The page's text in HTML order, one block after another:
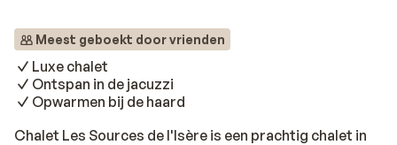
Meest geboekt door vrienden
Luxe chalet
Ontspan in de jacuzzi
Opwarmen bij de haard
Chalet Les Sources de l'Isère is een prachtig chalet in